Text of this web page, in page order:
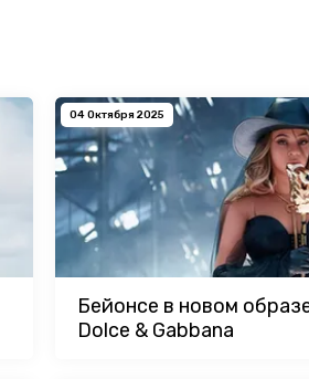
04 Октября 2025
Бейонсе в новом
Dolce & Gabbana